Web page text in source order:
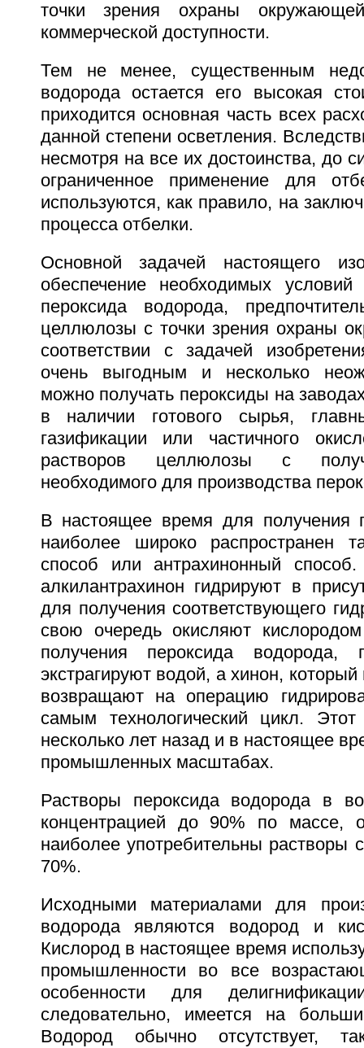
точки зрения охраны
коммерческой доступности.
Тем не менее, существенным
водорода остается его высокая
приходится основная часть всех
данной степени осветления.
несмотря на все их достоинства, до
ограниченное применение для
используются, как правило, на
процесса отбелки.
Основной задачей настоящего
обеспечение необходимых условий
пероксида водорода,
целлюлозы с точки зрения охраны
соответствии с задачей
очень выгодным и несколько
можно получать пероксиды на
в наличии готового сырья,
газификации или частичного
растворов целлюлозы с
необходимого для производства
В настоящее время для получения
наиболее широко распространен
способ или антрахинонный
алкилантрахинон гидрируют в
для получения соответствующего
свою очередь окисляют
получения пероксида водорода,
экстрагируют водой, а хинон,
возвращают на операцию
самым технологический цикл. Этот
несколько лет назад и в настоящее
промышленных масштабах.
Растворы пероксида водорода в
концентрацией до 90% по массе,
наиболее употребительны растворы
70%.
Исходными материалами для
водорода являются водород и
Кислород в настоящее время
промышленности во все
особенности для
следовательно, имеется на
Водород обычно отсутствует,